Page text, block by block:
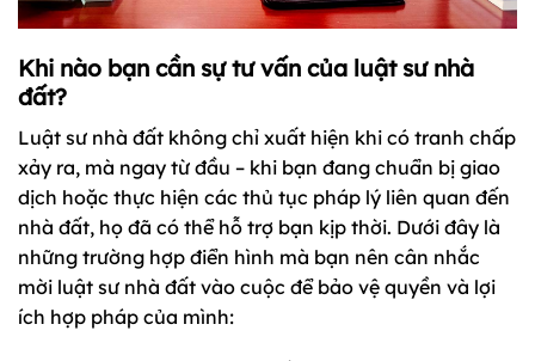
Khi nào bạn cần sự tư vấn của luật sư nhà
đất?
Luật sư nhà đất không chỉ xuất hiện khi có tranh chấp
xảy ra, mà ngay từ đầu – khi bạn đang chuẩn bị giao
dịch hoặc thực hiện các thủ tục pháp lý liên quan đến
nhà đất, họ đã có thể hỗ trợ bạn kịp thời. Dưới đây là
những trường hợp điển hình mà bạn nên cân nhắc
mời luật sư nhà đất vào cuộc để bảo vệ quyền và lợi
ích hợp pháp của mình: